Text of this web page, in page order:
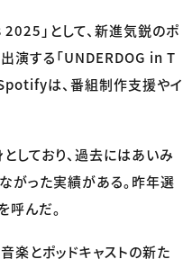
」として、新進気鋭のポ
演する「UNDERDOG in T
は、番組制作支援やイ
しており、過去にはあいみ
がった実績がある。昨年選
呼んだ。
楽とポッドキャストの新た